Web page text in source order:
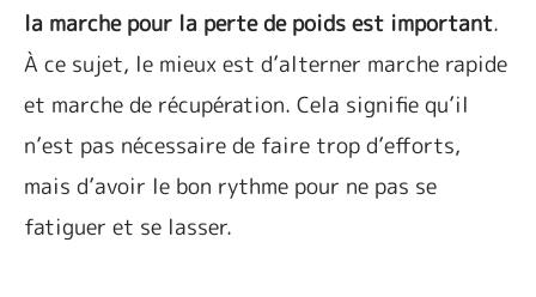
la marche pour la perte de poids est important.
À ce sujet, le mieux est d’alterner marche rapide
et marche de récupération. Cela signifie qu’il
n’est pas nécessaire de faire trop d’efforts,
mais d’avoir le bon rythme pour ne pas se
fatiguer et se lasser.